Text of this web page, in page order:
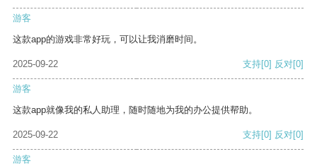
游客
这款app的游戏非常好玩，可以让我消磨时间。
2025-09-22 支持[0] 反对[0]
游客
这款app就像我的私人助理，随时随地为我的办公提供帮助。
2025-09-22 支持[0] 反对[0]
游客